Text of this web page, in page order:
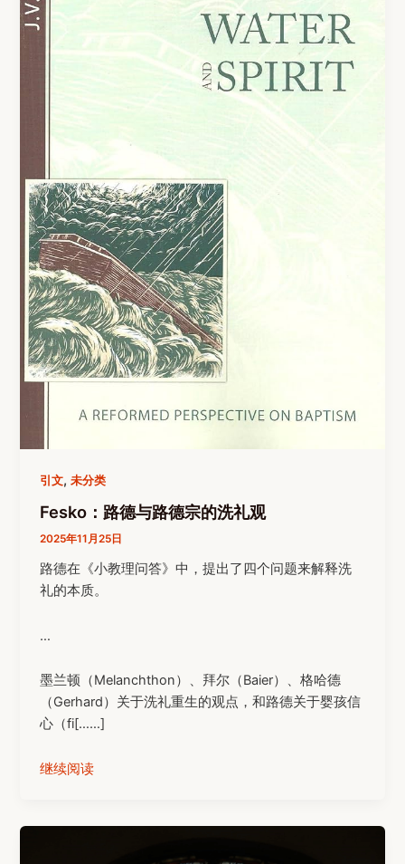
引文,未分类
Fesko：路德与路德宗的洗礼观
2025年11月25日
路德在《小教理问答》中，提出了四个问题来解释洗
礼的本质。
…
墨兰顿（Melanchthon）、拜尔（Baier）、格哈德
（Gerhard）关于洗礼重生的观点，和路德关于婴孩信
心（fi[……]
继续阅读